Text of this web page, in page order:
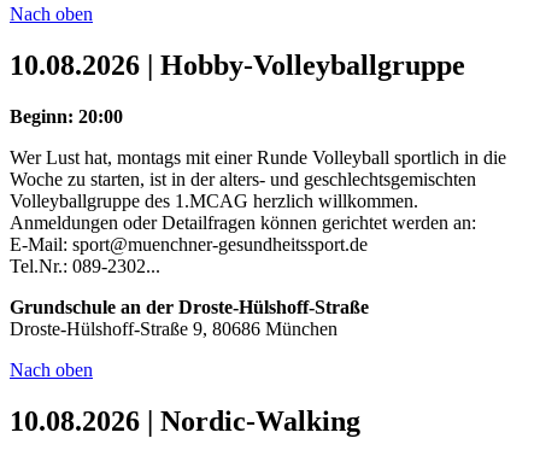
Nach oben
10.08.2026 | Hobby-Volleyballgruppe
Beginn: 20:00
Wer Lust hat, montags mit einer Runde Volleyball sportlich in die
Woche zu starten, ist in der alters- und geschlechtsgemischten
Volleyballgruppe des 1.MCAG herzlich willkommen.
Anmeldungen oder Detailfragen können gerichtet werden an:
E-Mail: sport@muenchner-gesundheitssport.de
Tel.Nr.: 089-2302...
Grundschule an der Droste-Hülshoff-Straße
Droste-Hülshoff-Straße 9, 80686 München
Nach oben
10.08.2026 | Nordic-Walking